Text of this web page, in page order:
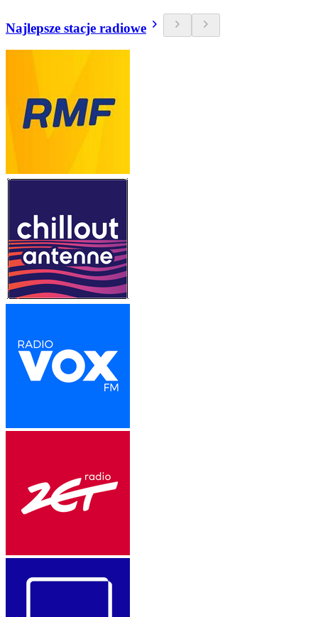
Najlepsze stacje radiowe